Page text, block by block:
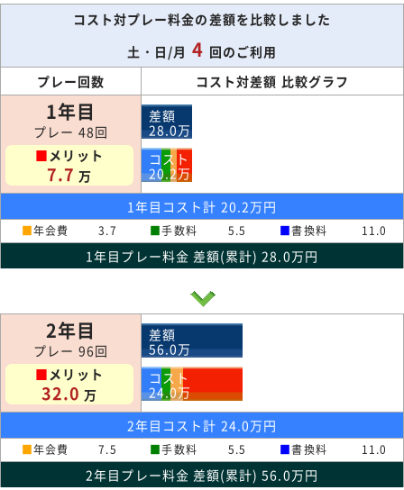
コスト対プレー料金の差額を比較しました
土・日/月 4 回のご利用
プレー回数
コスト対差額 比較グラフ
1年目
プレー 48回
■メリット
7.7 万
差額
28.0万
コスト
20.2万
1年目コスト計 20.2万円
■年会費 3.7 ■手数料 5.5 ■書換料 11.0
1年目プレー料金 差額(累計) 28.0万円
2年目
プレー 96回
■メリット
32.0 万
差額
56.0万
コスト
24.0万
2年目コスト計 24.0万円
■年会費 7.5 ■手数料 5.5 ■書換料 11.0
2年目プレー料金 差額(累計) 56.0万円